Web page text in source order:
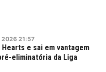
2026 21:57
e sai em vantagem
eliminatória da Liga